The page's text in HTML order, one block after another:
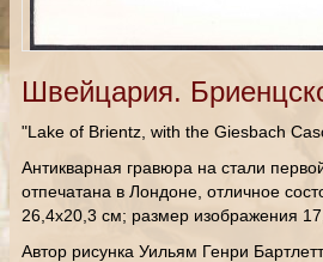
Швейцария.
"Lake of Brientz, with the Giesbach
Антикварная гравюра на стали
отпечатана в Лондоне, отличное
26,4х20,3 см; размер изображения
Автор рисунка Уильям Генри